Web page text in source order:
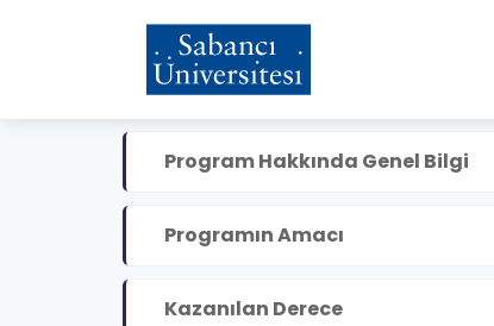
Program Hakkında Genel Bilgi
Programın Amacı
Kazanılan Derece